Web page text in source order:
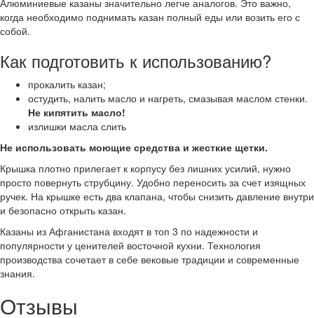
когда необходимо поднимать казан полный еды или возить его с
собой.
Как подготовить к использованию?
прокалить казан;
остудить, налить масло и нагреть, смазывая маслом стенки.
Не кипятить масло!
излишки масла слить
Не использовать моющие средства и жесткие щетки.
Крышка плотно прилегает к корпусу без лишних усилий, нужно
просто повернуть струбцину. Удобно переносить за счет изящных
ручек. На крышке есть два клапана, чтобы снизить давление внутри
и безопасно открыть казан.
Казаны из Афганистана входят в топ 3 по надежности и
популярности у ценителей восточной кухни. Технология
производства сочетает в себе вековые традиции и современные
знания.
Отзывы